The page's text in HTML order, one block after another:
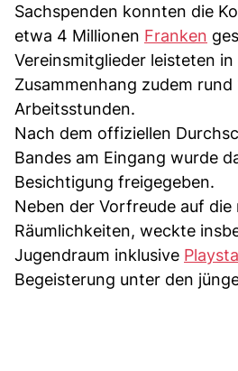
Sachspenden konnten die
etwa 4 Millionen Franken
Vereinsmitglieder leisteten in
Zusammenhang zudem
Arbeitsstunden.
Nach dem offiziellen
Bandes am Eingang wurde
Besichtigung freigegeben.
Neben der Vorfreude auf die
Räumlichkeiten, weckte
Jugendraum inklusive
Begeisterung unter den